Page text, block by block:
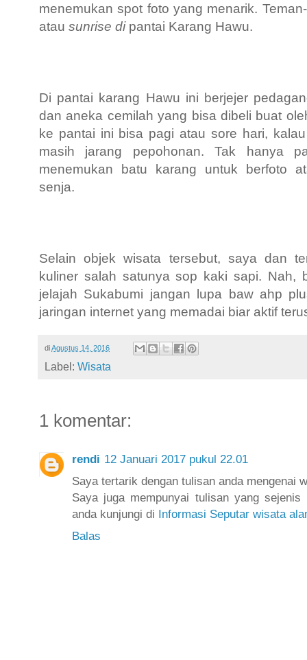
menemukan spot foto yang menarik.
atau sunrise di pantai Karang Hawu.
Di pantai karang Hawu ini berjejer
dan aneka cemilah yang bisa dibeli buat
ke pantai ini bisa pagi atau sore hari,
masih jarang pepohonan. Tak hanya
menemukan batu karang untuk berfoto
senja.
Selain objek wisata tersebut, saya dan
kuliner salah satunya sop kaki sapi. Nah,
jelajah Sukabumi jangan lupa baw ahp
jaringan internet yang memadai biar aktif
diAgustus 14, 2016
Label: Wisata
1 komentar:
rendi 12 Januari 2017 pukul 22.01
Saya tertarik dengan tulisan anda mengenai
Saya juga mempunyai tulisan yang
anda kunjungi di Informasi Seputar wisata
Balas